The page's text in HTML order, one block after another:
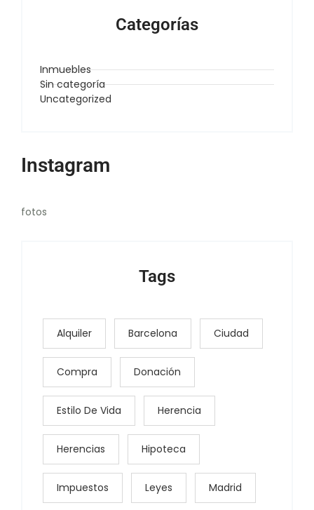
Categorías
Inmuebles
Sin categoría
Uncategorized
Instagram
fotos
Tags
Alquiler Barcelona Ciudad
Compra Donación
Estilo De Vida Herencia
Herencias Hipoteca
Impuestos Leyes Madrid